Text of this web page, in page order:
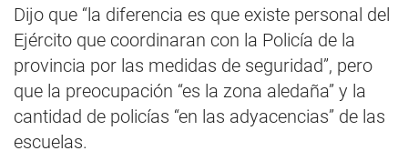
Dijo que “la diferencia es que existe personal del
Ejército que coordinaran con la Policía de la
provincia por las medidas de seguridad”, pero
que la preocupación “es la zona aledaña” y la
cantidad de policías “en las adyacencias” de las
escuelas.